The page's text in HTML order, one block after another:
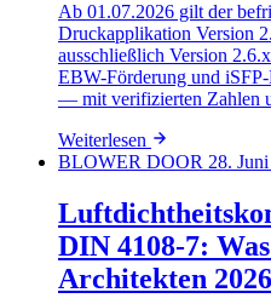
Ab 01.07.2026 gilt der
Druckapplikation Version
ausschließlich Version
EBW-Förderung und
— mit verifizierten Zahlen
Weiterlesen
BLOWER DOOR 28.
DIN 4108-7:
Architekten